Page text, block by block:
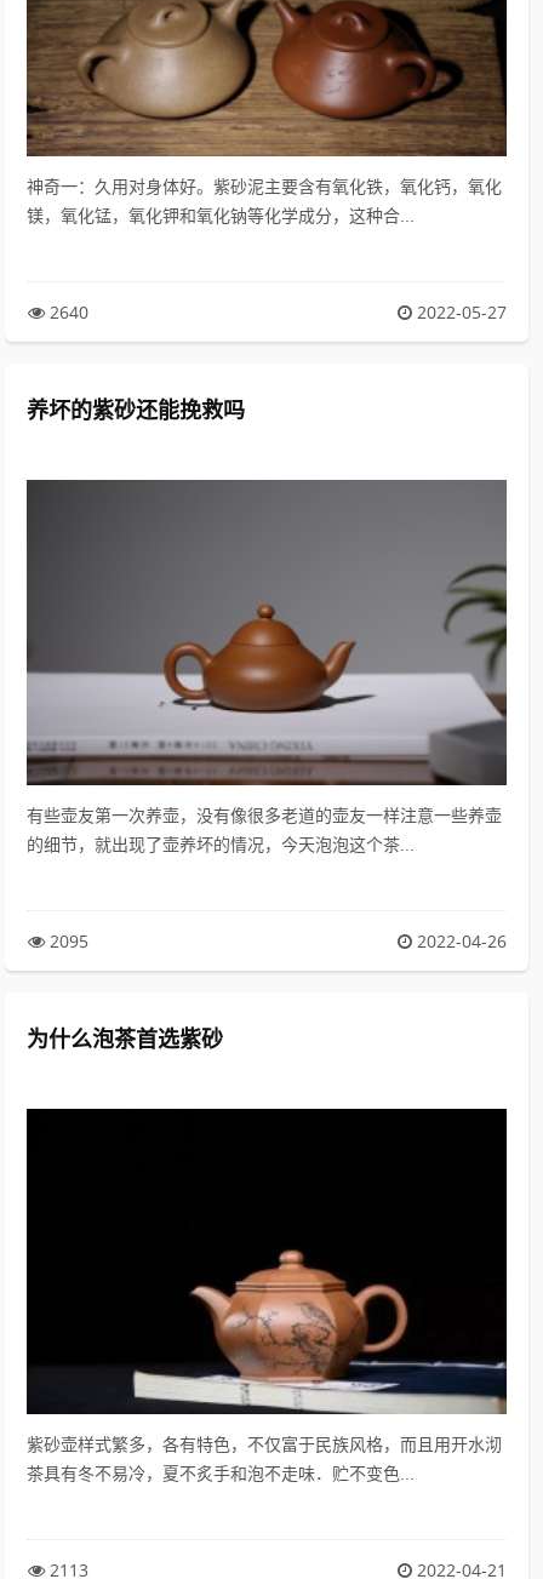
神奇一：久用对身体好。紫砂泥主要含有氧化铁，氧化钙，氧化
镁，氧化锰，氧化钾和氧化钠等化学成分，这种合...
2640 2022-05-27
养坏的紫砂还能挽救吗
有些壶友第一次养壶，没有像很多老道的壶友一样注意一些养壶
的细节，就出现了壶养坏的情况，今天泡泡这个茶...
2095 2022-04-26
为什么泡茶首选紫砂
紫砂壶样式繁多，各有特色，不仅富于民族风格，而且用开水沏
茶具有冬不易冷，夏不炙手和泡不走味．贮不变色...
2113 2022-04-21